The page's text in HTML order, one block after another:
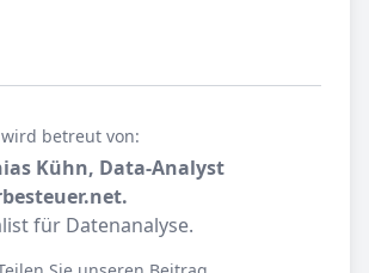
betreut von:
Kühn, Data-Analyst
für Datenanalyse.